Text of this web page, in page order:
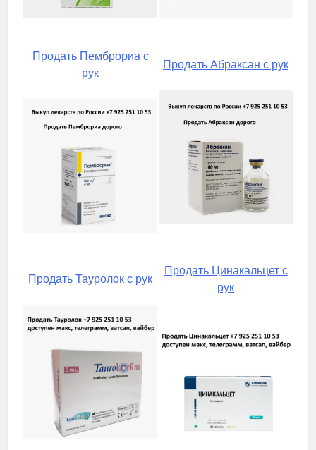
Продать Пемброриа с
рук
Продать Абраксан с рук
Продать Тауролок с рук
Продать Цинакальцет с
рук